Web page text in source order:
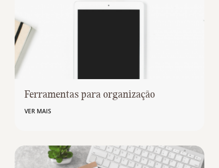
Ferramentas para organização
VER MAIS